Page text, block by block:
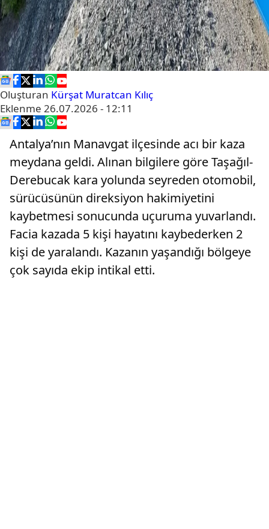
Oluşturan Kürşat Muratcan Kılıç
Eklenme 26.07.2026 - 12:11
Antalya’nın Manavgat ilçesinde acı bir kaza
meydana geldi. Alınan bilgilere göre Taşağıl-
Derebucak kara yolunda seyreden otomobil,
sürücüsünün direksiyon hakimiyetini
kaybetmesi sonucunda uçuruma yuvarlandı.
Facia kazada 5 kişi hayatını kaybederken 2
kişi de yaralandı. Kazanın yaşandığı bölgeye
çok sayıda ekip intikal etti.